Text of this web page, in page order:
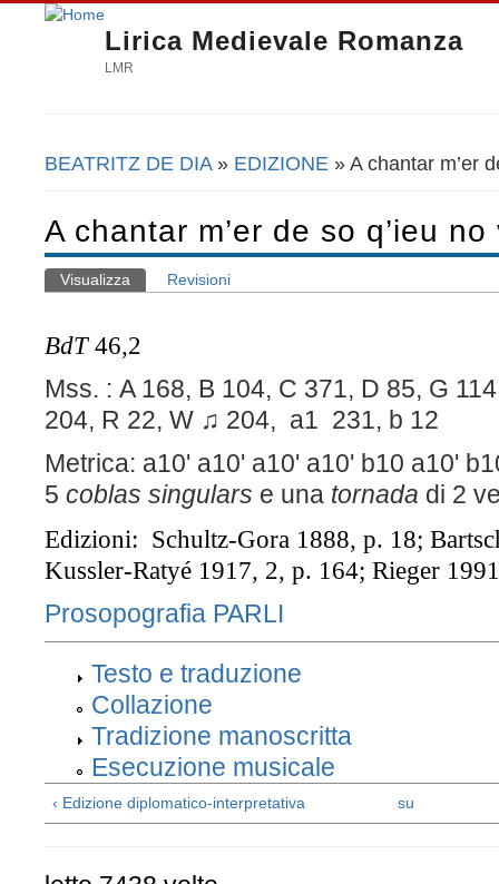
Lirica Medievale Romanza
LMR
Tu sei qui
BEATRITZ DE DIA» EDIZIONE » A chantar m’er
A chantar m’er de so q’ieu
Schede primarie
Visualizza (scheda attiva)
Revisioni
BdT46,2
Mss. : A 168, B 104, C 371, D 85, G
204, R 22, W ♫ 204, a1 231, b 12
Metrica: a10' a10' a10' a10' b10 a10'
5 coblas singulars e una tornada di 2
Edizioni: Schultz-Gora 1888, p. 18;
Kussler-Ratyé 1917, 2, p. 164; Rieger
Prosopografia PARLI
Testo e traduzione
Collazione
Tradizione manoscritta
Esecuzione musicale
‹ Edizione diplomatico-interpretativa su